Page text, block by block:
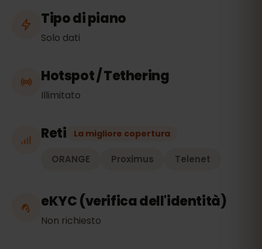
Tipo di piano
Solo dati
Hotspot / Tethering
Illimitato
Reti La migliore copertura
ORANGE Proximus Telenet
eKYC (verifica dell'identità)
Non richiesto